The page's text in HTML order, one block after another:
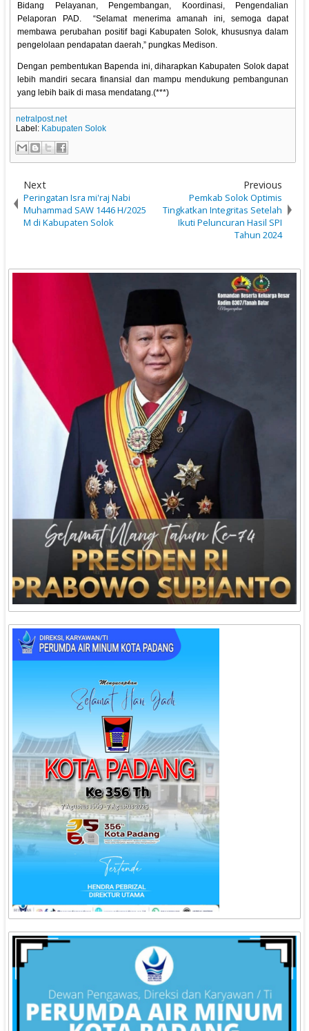
Bidang Pelayanan, Pengembangan, Koordinasi, Pengendalian
Pelaporan PAD. “Selamat menerima amanah ini, semoga dapat
membawa perubahan positif bagi Kabupaten Solok, khususnya dalam
pengelolaan pendapatan daerah,” pungkas Medison.
Dengan pembentukan Bapenda ini, diharapkan Kabupaten Solok dapat
lebih mandiri secara finansial dan mampu mendukung pembangunan
yang lebih baik di masa mendatang.(***)
netralpost.net
Label: Kabupaten Solok
Next
Peringatan Isra mi'raj Nabi
Muhammad SAW 1446 H/2025
M di Kabupaten Solok
Previous
Pemkab Solok Optimis
Tingkatkan Integritas Setelah
Ikuti Peluncuran Hasil SPI
Tahun 2024